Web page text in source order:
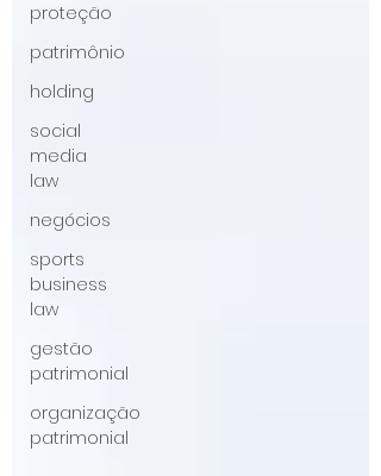
proteção
patrimônio
holding
social
media
law
negócios
sports
business
law
gestão
patrimonial
organização
patrimonial